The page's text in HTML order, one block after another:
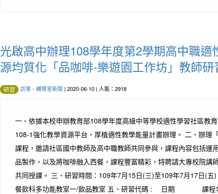
光啟高中辦理108學年度第2學期高中職適
源均質化「品咖啡-樂遊園工作坊」教師研
研習 訪客- 輔導室新聞 | 2020-06-10 | 人氣：2918
一、依據本校申辦教育部108學年度高級中等學校適性學習社區教
108-1強化教學資源平台、厚植適性教學能量計畫辦理。 二、辦理
課程，邀請社區國中教師及高中職教師共同參與，課程內容包括運
品製作，以及將咖啡融入西餐，課程豐富精彩，特聘請大專校院講
共同授課。 三、研習時間：109年7月15日(三)至109年7月17日(五
餐飲科多功能教室一/飲品教室 五、研習代碼 : 日期